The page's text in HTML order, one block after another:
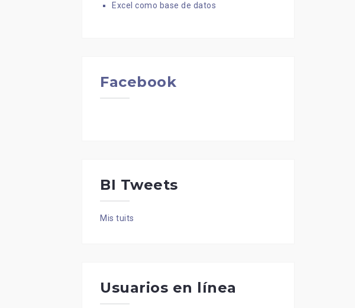
Excel como base de datos
Facebook
BI Tweets
Mis tuits
Usuarios en línea